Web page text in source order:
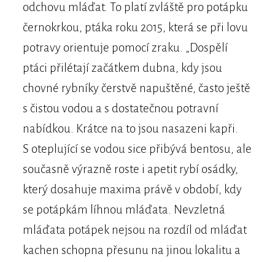
odchovu mláďat. To platí zvláště pro potápku
černokrkou, ptáka roku 2015, která se při lovu
potravy orientuje pomocí zraku. „Dospělí
ptáci přilétají začátkem dubna, kdy jsou
chovné rybníky čerstvě napuštěné, často ještě
s čistou vodou a s dostatečnou potravní
nabídkou. Krátce na to jsou nasazeni kapři.
S oteplující se vodou sice přibývá bentosu, ale
současně výrazně roste i apetit rybí osádky,
který dosahuje maxima právě v období, kdy
se potápkám líhnou mláďata. Nevzletná
mláďata potápek nejsou na rozdíl od mláďat
kachen schopna přesunu na jinou lokalitu a